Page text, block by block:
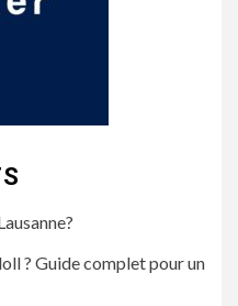
? Guide complet pour un